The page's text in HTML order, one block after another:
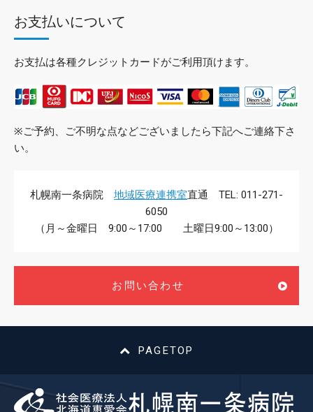
お支払いについて
お支払は各種クレジットカードがご利用頂けます。
※ご予約、ご不明な点などございましたら下記へご連絡下さ
い。
札幌南一条病院 地域医療連携室直通 TEL: 011-271-
6050
（月～金曜日 9:00～17:00 土曜日9:00～13:00）
お問い合わせ
PAGETOP